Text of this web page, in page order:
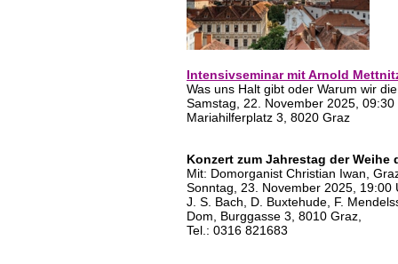
Intensivseminar mit Arnold
Was uns Halt gibt oder Warum wir
Samstag, 22. November 2025,
Mariahilferplatz 3, 8020 Graz
Konzert zum Jahrestag der Weihe
Mit: Domorganist Christian Iwan,
Sonntag, 23. November 2025, 19:00
J. S. Bach, D. Buxtehude, F.
Dom, Burggasse 3, 8010 Graz,
Tel.: 0316 821683